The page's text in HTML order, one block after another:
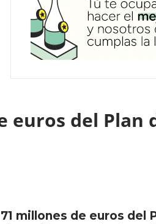
euros del Plan
millones de euros del